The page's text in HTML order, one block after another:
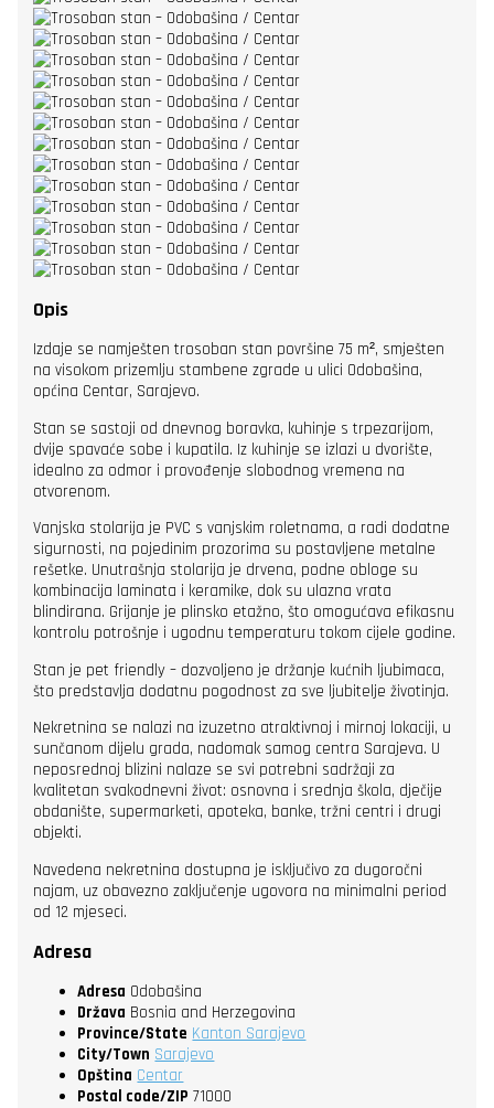
Opis
Izdaje se namješten trosoban stan površine 75 m², smješten
na visokom prizemlju stambene zgrade u ulici Odobašina,
općina Centar, Sarajevo.
Stan se sastoji od dnevnog boravka, kuhinje s trpezarijom,
dvije spavaće sobe i kupatila. Iz kuhinje se izlazi u dvorište,
idealno za odmor i provođenje slobodnog vremena na
otvorenom.
Vanjska stolarija je PVC s vanjskim roletnama, a radi dodatne
sigurnosti, na pojedinim prozorima su postavljene metalne
rešetke. Unutrašnja stolarija je drvena, podne obloge su
kombinacija laminata i keramike, dok su ulazna vrata
blindirana. Grijanje je plinsko etažno, što omogućava efikasnu
kontrolu potrošnje i ugodnu temperaturu tokom cijele godine.
Stan je pet friendly – dozvoljeno je držanje kućnih ljubimaca,
što predstavlja dodatnu pogodnost za sve ljubitelje životinja.
Nekretnina se nalazi na izuzetno atraktivnoj i mirnoj lokaciji, u
sunčanom dijelu grada, nadomak samog centra Sarajeva. U
neposrednoj blizini nalaze se svi potrebni sadržaji za
kvalitetan svakodnevni život: osnovna i srednja škola, dječije
obdanište, supermarketi, apoteka, banke, tržni centri i drugi
objekti.
Navedena nekretnina dostupna je isključivo za dugoročni
najam, uz obavezno zaključenje ugovora na minimalni period
od 12 mjeseci.
Adresa
Adresa Odobašina
Država Bosnia and Herzegovina
Province/State Kanton Sarajevo
City/Town Sarajevo
Opština Centar
Postal code/ZIP 71000